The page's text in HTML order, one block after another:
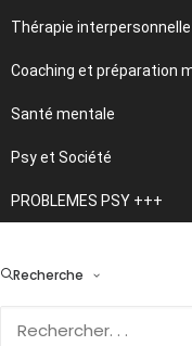
Thérapie interpersonnelle
Coaching et préparation
Santé mentale
Psy et Société
PROBLEMES PSY +++
Recherchenouvelle
Rendez-